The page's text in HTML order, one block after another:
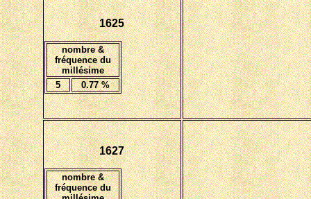
1625
nombre &
fréquence du
millésime
5
0.77 %
1627
nombre &
fréquence du